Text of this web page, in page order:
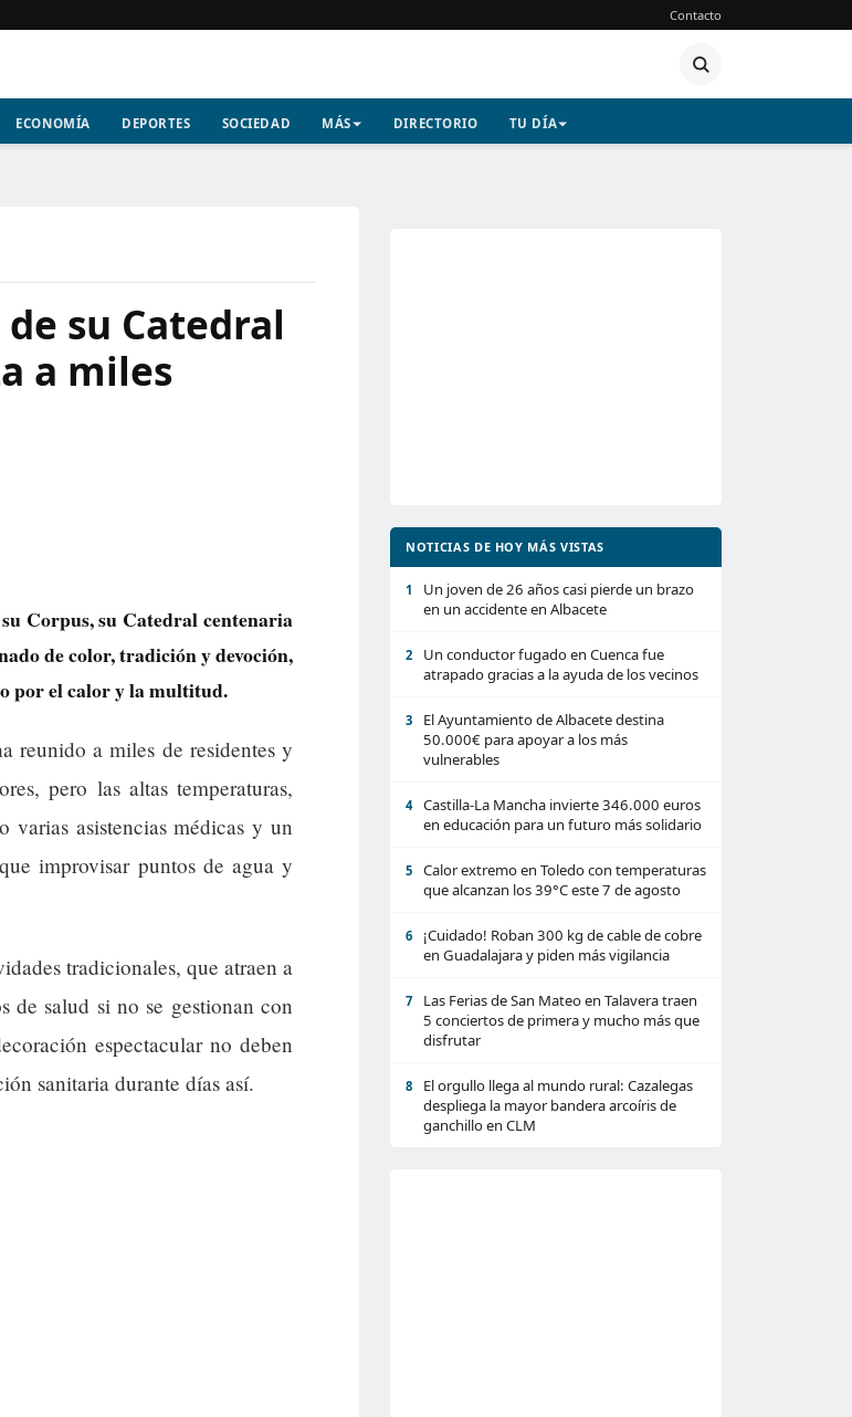
Contacto
ECONOMÍA DEPORTES SOCIEDAD MÁS DIRECTORIO TU DÍA
su Catedral
a miles
Corpus, su Catedral centenaria
de color, tradición y devoción,
por el calor y la multitud.
reunido a miles de residentes y
pero las altas temperaturas,
varias asistencias médicas y un
improvisar puntos de agua y
tradicionales, que atraen a
de salud si no se gestionan con
espectacular no deben
sanitaria durante días así.
NOTICIAS DE HOY MÁS VISTAS
1
Un joven de 26 años casi pierde un brazo
en un accidente en Albacete
2
Un conductor fugado en Cuenca fue
atrapado gracias a la ayuda de los vecinos
3
El Ayuntamiento de Albacete destina
50.000€ para apoyar a los más
vulnerables
4
Castilla-La Mancha invierte 346.000 euros
en educación para un futuro más solidario
5
Calor extremo en Toledo con temperaturas
que alcanzan los 39°C este 7 de agosto
6
¡Cuidado! Roban 300 kg de cable de cobre
en Guadalajara y piden más vigilancia
7
Las Ferias de San Mateo en Talavera traen
5 conciertos de primera y mucho más que
disfrutar
8
El orgullo llega al mundo rural: Cazalegas
despliega la mayor bandera arcoíris de
ganchillo en CLM